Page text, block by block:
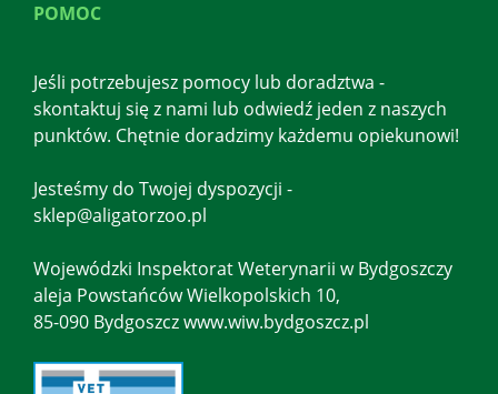
POMOC
Jeśli potrzebujesz pomocy lub doradztwa -
skontaktuj się z nami lub odwiedź jeden z naszych
punktów. Chętnie doradzimy każdemu opiekunowi!
Jesteśmy do Twojej dyspozycji -
sklep@aligatorzoo.pl
Wojewódzki Inspektorat Weterynarii w Bydgoszczy
aleja Powstańców Wielkopolskich 10,
85-090 Bydgoszcz www.wiw.bydgoszcz.pl